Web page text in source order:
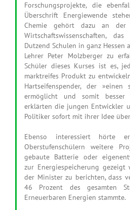
Forschungsprojekte, die
Überschrift Energiewende
Chemie gehört dazu an der
Wirtschaftswissenschaften,
Dutzend Schulen in ganz Hessen
Lehrer Peter Molzberger zu
Schüler dieses Kurses ist es,
marktreifes Produkt zu
Hartseifenspender, der »einen
ermöglicht und somit
erklärten die jungen Entwickler
Politiker sofort mit ihrer Idee
Ebenso interessiert
Oberstufenschülern weitere
gebaute Batterie oder
zur Energiespeicherung gezeigt
der Minister zu berichten, dass
46 Prozent des gesamten
Erneuerbaren Energien stammte.